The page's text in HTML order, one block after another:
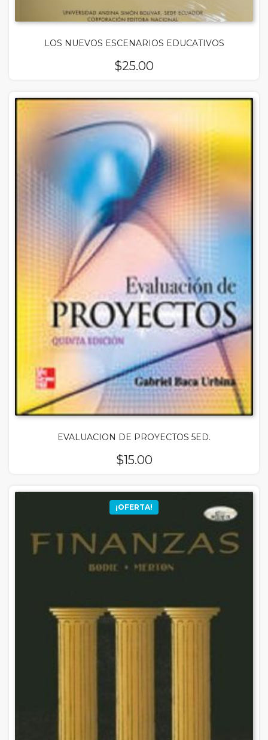
LOS NUEVOS ESCENARIOS EDUCATIVOS
$25.00
EVALUACION DE PROYECTOS 5ED.
$15.00
¡OFERTA!